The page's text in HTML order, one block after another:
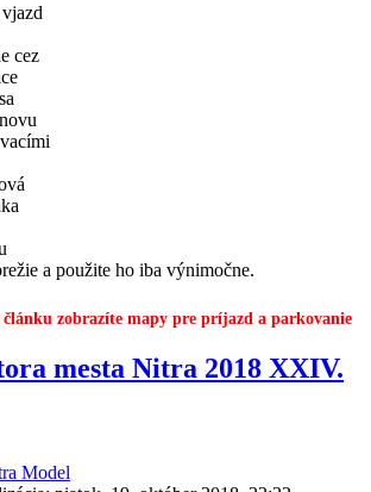
cez
a použite ho iba výnimočne.
zobrazíte mapy pre príjazd a parkovanie
mesta Nitra 2018 XXIV.
Model